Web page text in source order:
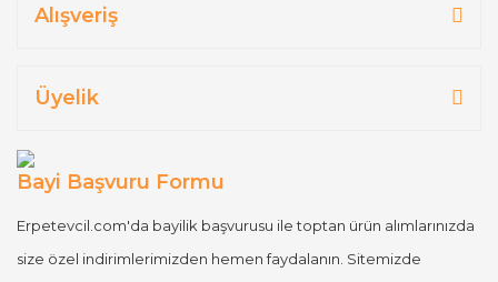
Alışveriş
Üyelik
Bayi Başvuru Formu
Erpetevcil.com'da bayilik başvurusu ile toptan ürün alımlarınızda
size özel indirimlerimizden hemen faydalanın. Sitemizde